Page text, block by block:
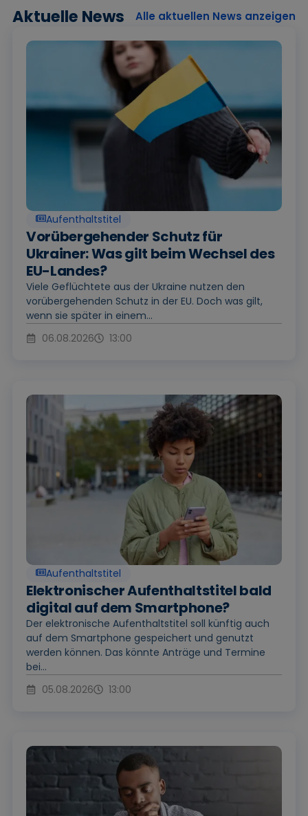
Aktuelle News Alle aktuellen News anzeigen
Aufenthaltstitel
Vorübergehender Schutz für
Ukrainer: Was gilt beim Wechsel des
EU-Landes?
Viele Geflüchtete aus der Ukraine nutzen den
vorübergehenden Schutz in der EU. Doch was gilt,
wenn sie später in einem...
06.08.2026
13:00
Aufenthaltstitel
Elektronischer Aufenthaltstitel bald
digital auf dem Smartphone?
Der elektronische Aufenthaltstitel soll künftig auch
auf dem Smartphone gespeichert und genutzt
werden können. Das könnte Anträge und Termine
bei...
05.08.2026
13:00